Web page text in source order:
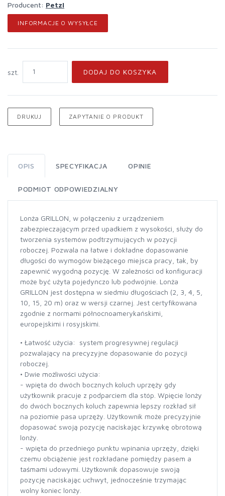
Producent: Petzl
INFORMACJE O WYSYŁCE
szt. DODAJ DO KOSZYKA
DRUKUJ ZAPYTANIE O PRODUKT
OPIS SPECYFIKACJA OPINIE
PODMIOT ODPOWIEDZIALNY
Lonża GRILLON, w połączeniu z urządzeniem
zabezpieczającym przed upadkiem z wysokości, służy do
tworzenia systemów podtrzymujących w pozycji
roboczej. Pozwala na łatwe i dokładne dopasowanie
długości do wymogów bieżącego miejsca pracy, tak, by
zapewnić wygodną pozycję. W zależności od konfiguracji
może być użyta pojedynczo lub podwójnie. Lonża
GRILLON jest dostępna w siedmiu długościach (2, 3, 4, 5,
10, 15, 20 m) oraz w wersji czarnej. Jest certyfikowana
zgodnie z normami północnoamerykańskimi,
europejskimi i rosyjskimi.
• Łatwość użycia: system progresywnej regulacji
pozwalający na precyzyjne dopasowanie do pozycji
roboczej.
• Dwie możliwości użycia:
- wpięta do dwóch bocznych koluch uprzęży gdy
użytkownik pracuje z podparciem dla stóp. Wpięcie lonży
do dwóch bocznych koluch zapewnia lepszy rozkład sił
na poziomie pasa uprzęży. Użytkownik może precyzyjnie
dopasować swoją pozycję naciskając krzywkę obrotową
lonży.
- wpięta do przedniego punktu wpinania uprzęży, dzięki
czemu obciążenie jest rozkładane pomiędzy pasem a
taśmami udowymi. Użytkownik dopasowuje swoją
pozycję naciskając uchwyt, jednocześnie trzymając
wolny koniec lonży.